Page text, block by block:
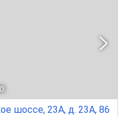
шоссе, 23А, д. 23А, 86